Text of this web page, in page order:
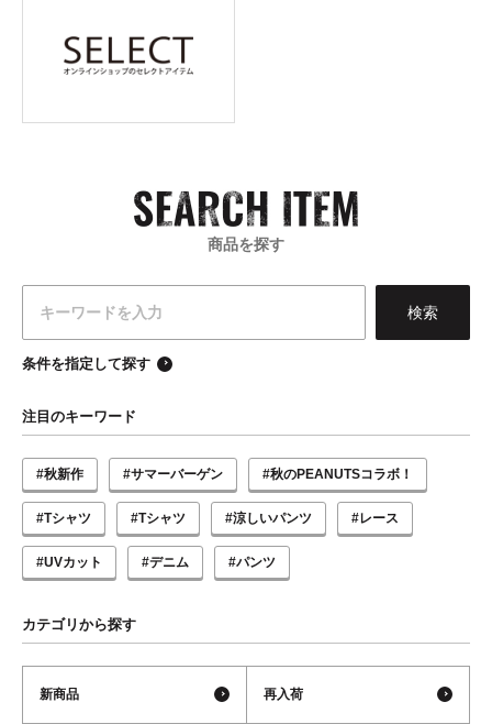
商品を探す
条件を指定して探す
注目のキーワード
#秋新作 #サマーバーゲン #秋のPEANUTSコラボ！
#Tシャツ #Tシャツ #涼しいパンツ #レース
#UVカット #デニム #パンツ
カテゴリから探す
新商品 再入荷